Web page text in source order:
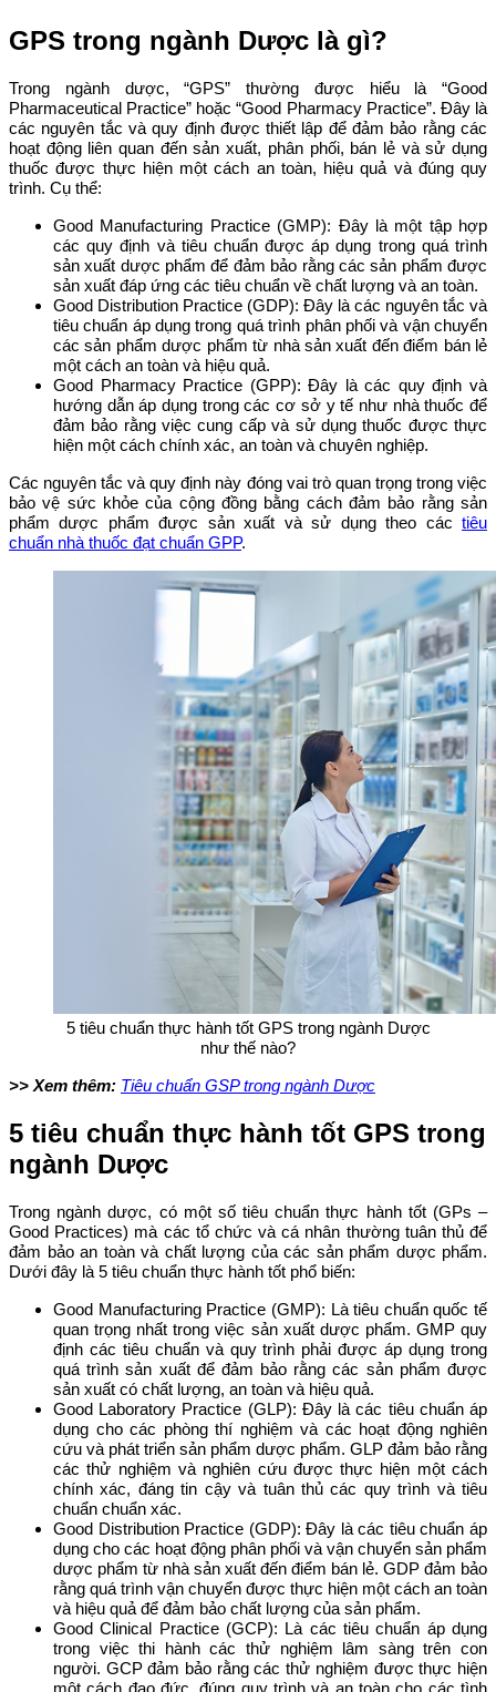
GPS trong ngành Dược là gì?
Trong ngành dược, “GPS” thường được hiểu là “Good
Pharmaceutical Practice” hoặc “Good Pharmacy Practice”. Đây là
các nguyên tắc và quy định được thiết lập để đảm bảo rằng các
hoạt động liên quan đến sản xuất, phân phối, bán lẻ và sử dụng
thuốc được thực hiện một cách an toàn, hiệu quả và đúng quy
trình. Cụ thể:
Good Manufacturing Practice (GMP): Đây là một tập hợp
các quy định và tiêu chuẩn được áp dụng trong quá trình
sản xuất dược phẩm để đảm bảo rằng các sản phẩm được
sản xuất đáp ứng các tiêu chuẩn về chất lượng và an toàn.
Good Distribution Practice (GDP): Đây là các nguyên tắc và
tiêu chuẩn áp dụng trong quá trình phân phối và vận chuyển
các sản phẩm dược phẩm từ nhà sản xuất đến điểm bán lẻ
một cách an toàn và hiệu quả.
Good Pharmacy Practice (GPP): Đây là các quy định và
hướng dẫn áp dụng trong các cơ sở y tế như nhà thuốc để
đảm bảo rằng việc cung cấp và sử dụng thuốc được thực
hiện một cách chính xác, an toàn và chuyên nghiệp.
Các nguyên tắc và quy định này đóng vai trò quan trọng trong việc
bảo vệ sức khỏe của cộng đồng bằng cách đảm bảo rằng sản
phẩm dược phẩm được sản xuất và sử dụng theo các tiêu
chuẩn nhà thuốc đạt chuẩn GPP.
5 tiêu chuẩn thực hành tốt GPS trong ngành Dược
như thế nào?
>> Xem thêm: Tiêu chuẩn GSP trong ngành Dược
5 tiêu chuẩn thực hành tốt GPS trong
ngành Dược
Trong ngành dược, có một số tiêu chuẩn thực hành tốt (GPs –
Good Practices) mà các tổ chức và cá nhân thường tuân thủ để
đảm bảo an toàn và chất lượng của các sản phẩm dược phẩm.
Dưới đây là 5 tiêu chuẩn thực hành tốt phổ biến:
Good Manufacturing Practice (GMP): Là tiêu chuẩn quốc tế
quan trọng nhất trong việc sản xuất dược phẩm. GMP quy
định các tiêu chuẩn và quy trình phải được áp dụng trong
quá trình sản xuất để đảm bảo rằng các sản phẩm được
sản xuất có chất lượng, an toàn và hiệu quả.
Good Laboratory Practice (GLP): Đây là các tiêu chuẩn áp
dụng cho các phòng thí nghiệm và các hoạt động nghiên
cứu và phát triển sản phẩm dược phẩm. GLP đảm bảo rằng
các thử nghiệm và nghiên cứu được thực hiện một cách
chính xác, đáng tin cậy và tuân thủ các quy trình và tiêu
chuẩn chuẩn xác.
Good Distribution Practice (GDP): Đây là các tiêu chuẩn áp
dụng cho các hoạt động phân phối và vận chuyển sản phẩm
dược phẩm từ nhà sản xuất đến điểm bán lẻ. GDP đảm bảo
rằng quá trình vận chuyển được thực hiện một cách an toàn
và hiệu quả để đảm bảo chất lượng của sản phẩm.
Good Clinical Practice (GCP): Là các tiêu chuẩn áp dụng
trong việc thi hành các thử nghiệm lâm sàng trên con
người. GCP đảm bảo rằng các thử nghiệm được thực hiện
một cách đạo đức, đúng quy trình và an toàn cho các tình